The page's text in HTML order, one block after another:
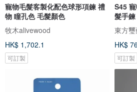
寵物毛髮客製化配色球形項鍊 禮
物 瞳孔色 毛髮顏色
牧木alivewood
HK$ 1,702.1
可訂製
S45
髮手
東方
HK$
可訂製